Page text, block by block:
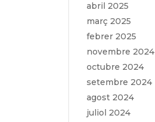
abril 2025
març 2025
febrer 2025
novembre 2024
octubre 2024
setembre 2024
agost 2024
juliol 2024